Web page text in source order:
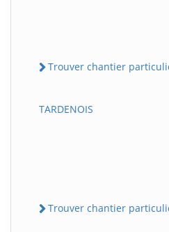
Trouver chantier
TARDENOIS
Trouver chantier